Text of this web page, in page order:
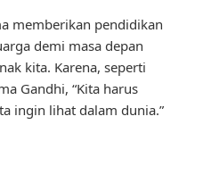
memberikan pendidikan
demi masa depan
kita. Karena, seperti
Gandhi, “Kita harus
ingin lihat dalam dunia.”